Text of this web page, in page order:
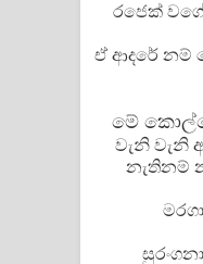
රජෙක්
ඒ ආදරේ නම්
මේ
වැනි වැනි
නැතිනම්